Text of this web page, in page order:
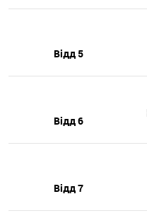
Відд 5
Відд 6
Відд 7